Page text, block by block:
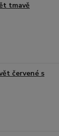
tmavě
červené s